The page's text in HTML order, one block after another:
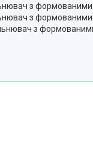
з формованими
з формованими
з